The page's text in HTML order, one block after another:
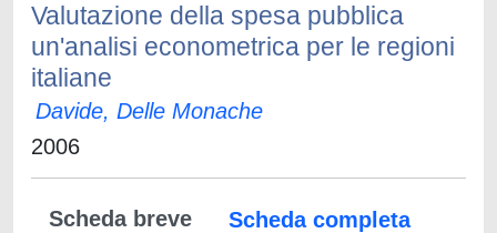
Valutazione della spesa pubblica
un'analisi econometrica per le regioni
italiane
Davide, Delle Monache
2006
Scheda breve
Scheda completa